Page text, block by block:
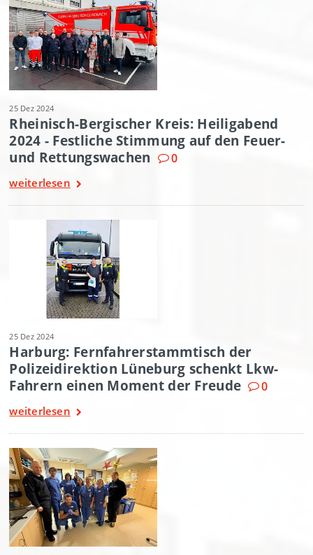
25 Dez 2024
Rheinisch-Bergischer Kreis: Heiligabend
2024 - Festliche Stimmung auf den Feuer-
und Rettungswachen
0
weiterlesen
25 Dez 2024
Harburg: Fernfahrerstammtisch der
Polizeidirektion Lüneburg schenkt Lkw-
Fahrern einen Moment der Freude
0
weiterlesen